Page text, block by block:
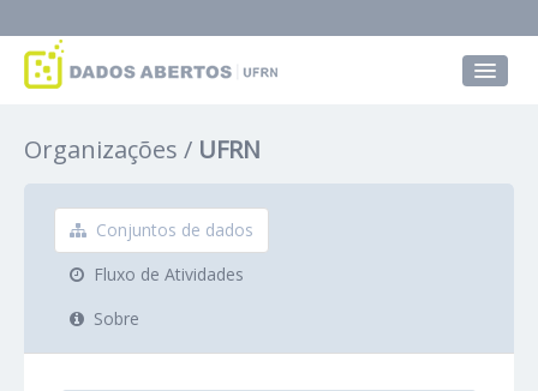
Grupos
Sobre
Organizações UFRN
Conjuntos de dados
Fluxo de Atividades
Sobre